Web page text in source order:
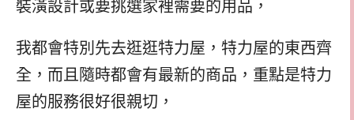
裝潢設計或要挑選家裡需要的用品，
我都會特別先去逛逛特力屋，特力屋的東西齊
全，而且隨時都會有最新的商品，重點是特力
屋的服務很好很親切，